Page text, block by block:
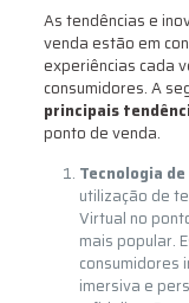
As tendências e
venda estão em
experiências cada
consumidores. A
principais
ponto de venda.
Tecnologia
utilização de
Virtual no
mais popular.
consumidores
imersiva e